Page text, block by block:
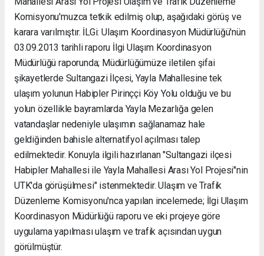
Komisyonu'muzca tetkik edilmiş olup, aşağıdaki görüş ve
karara varılmıştır. İLGi: Ulaşım Koordinasyon Müdürlüğü'nün
03.09.2013 tarihli raporu İlgi Ulaşım Koordinasyon
Müdürlüğü raporunda; Müdürlüğümüze iletilen şifai
şikayetlerde Sultangazi İlçesi, Yayla Mahallesine tek
ulaşım yolunun Habipler Pirinççi Köy Yolu olduğu ve bu
yolun özellikle bayramlarda Yayla Mezarlığa gelen
vatandaşlar nedeniyle ulaşımın sağlanamaz hale
geldiğinden bahisle alternatifyol açılması talep
edilmektedir. Konuyla ilgili hazırlanan "Sultangazi ilçesi
Habipler Mahallesi ile Yayla Mahallesi Arası Yol Projesi"nin
UTK'da görüşülmesi" istenmektedir. Ulaşım ve Trafik
Düzenleme Komisyonu'nca yapılan incelemede; İlgi Ulaşım
Koordinasyon Müdürlüğü raporu ve eki projeye göre
uygulama yapılması ulaşım ve trafik açısından uygun
görülmüştür.